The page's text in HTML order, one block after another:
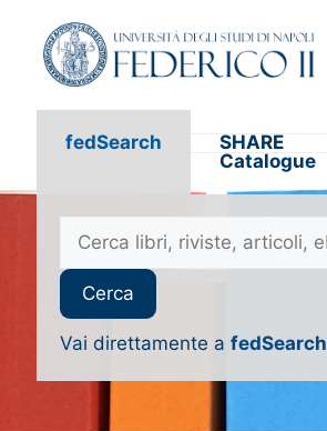
fedSearch
SHARE
Catalogue
Vai direttamente a fedSearch